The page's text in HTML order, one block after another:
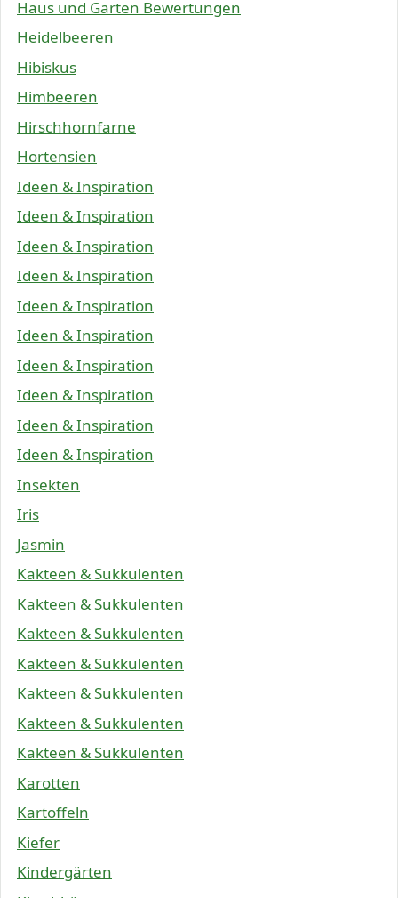
Haus und Garten Bewertungen
Heidelbeeren
Hibiskus
Himbeeren
Hirschhornfarne
Hortensien
Ideen & Inspiration
Ideen & Inspiration
Ideen & Inspiration
Ideen & Inspiration
Ideen & Inspiration
Ideen & Inspiration
Ideen & Inspiration
Ideen & Inspiration
Ideen & Inspiration
Ideen & Inspiration
Insekten
Iris
Jasmin
Kakteen & Sukkulenten
Kakteen & Sukkulenten
Kakteen & Sukkulenten
Kakteen & Sukkulenten
Kakteen & Sukkulenten
Kakteen & Sukkulenten
Kakteen & Sukkulenten
Karotten
Kartoffeln
Kiefer
Kindergärten